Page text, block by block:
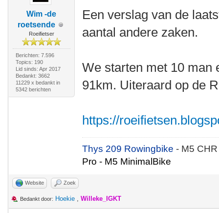
Wim -de
roetsende
Roeifietser
Berichten: 7.596
Topics: 190
Lid sinds: Apr 2017
Bedankt: 3662
11229 x bedankt in
5342 berichten
Een verslag van de
aantal andere zaken.
We starten met 10 man
91km. Uiteraard op de
https://
Thys 209 Rowingbike- M5
Pro - M5 MinimalBike
Website Zoek
Bedankt door: Hoekie , Willeke_IGKT